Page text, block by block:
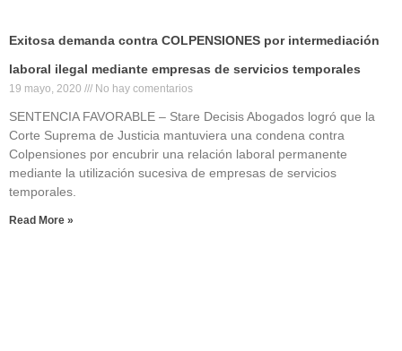
Exitosa demanda contra COLPENSIONES por intermediación
laboral ilegal mediante empresas de servicios temporales
19 mayo, 2020 No hay comentarios
SENTENCIA FAVORABLE – Stare Decisis Abogados logró que la
Corte Suprema de Justicia mantuviera una condena contra
Colpensiones por encubrir una relación laboral permanente
mediante la utilización sucesiva de empresas de servicios
temporales.
Read More »